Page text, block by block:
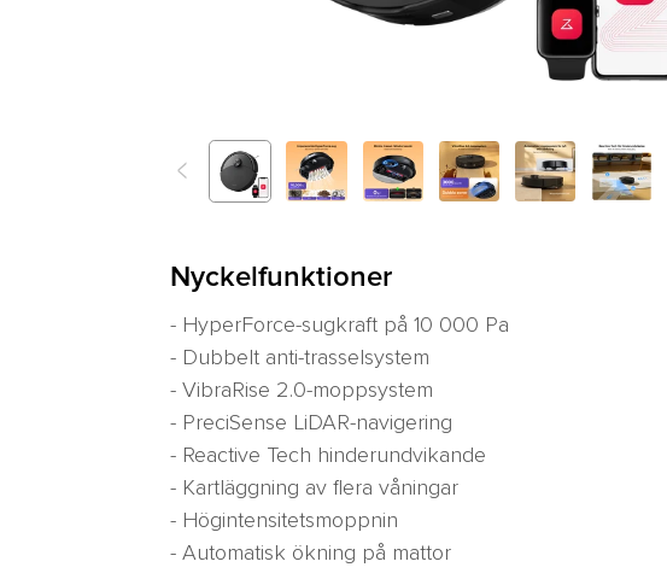
<Previous
Nyckelfunktioner
- HyperForce-sugkraft på 10 000 Pa
- Dubbelt anti-trasselsystem
- VibraRise 2.0-moppsystem
- PreciSense LiDAR-navigering
- Reactive Tech hinderundvikande
- Kartläggning av flera våningar
- Högintensitetsmoppnin
- Automatisk ökning på mattor